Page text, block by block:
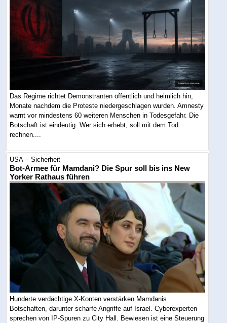
Das Regime richtet Demonstranten öffentlich und heimlich hin,
Monate nachdem die Proteste niedergeschlagen wurden. Amnesty
warnt vor mindestens 60 weiteren Menschen in Todesgefahr. Die
Botschaft ist eindeutig: Wer sich erhebt, soll mit dem Tod
rechnen....
USA -- Sicherheit
Bot-Armee für Mamdani? Die Spur soll bis ins New
Yorker Rathaus führen
Hunderte verdächtige X-Konten verstärken Mamdanis
Botschaften, darunter scharfe Angriffe auf Israel. Cyberexperten
sprechen von IP-Spuren zu City Hall. Bewiesen ist eine Steuerung